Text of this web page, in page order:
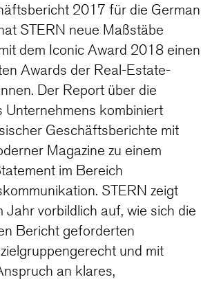
2017 für die German
STERN neue Maßstäbe
dem Iconic Award 2018 einen
Awards der Real-Estate-
Der Report über die
Unternehmens kombiniert
Geschäftsberichte mit
Magazine zu einem
im Bereich
STERN zeigt
Jahr vorbildlich auf, wie sich die
Bericht geforderten
und mit
an klares,